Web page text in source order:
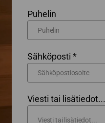
Puhelin
Sähköposti *
Viesti tai lisätiedot...